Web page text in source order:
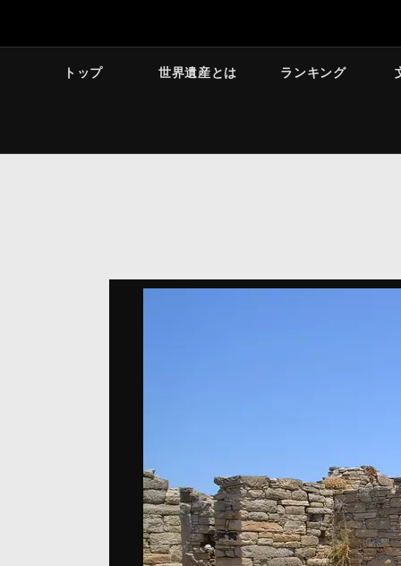
トップ 世界遺産とは ランキング